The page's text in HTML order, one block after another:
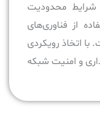
محدودیت
از فناوری‌های
اتخاذ رویکردی
و امنیت شبکه